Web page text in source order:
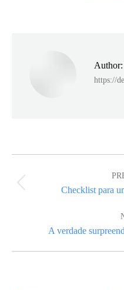
Author:
https://
navigation
Checklist para
A verdade